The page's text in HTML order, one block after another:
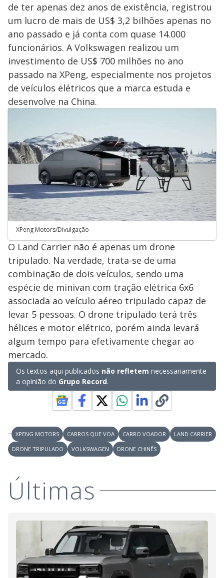
de ter apenas dez anos de existência, registrou
um lucro de mais de US$ 3,2 bilhões apenas no
ano passado e já conta com quase 14.000
funcionários. A Volkswagen realizou um
investimento de US$ 700 milhões no ano
passado na XPeng, especialmente nos projetos
de veículos elétricos que a marca estuda e
desenvolve na China.
XPeng Motors/Divulgação
O Land Carrier não é apenas um drone
tripulado. Na verdade, trata-se de uma
combinação de dois veículos, sendo uma
espécie de minivan com tração elétrica 6x6
associada ao veículo aéreo tripulado capaz de
levar 5 pessoas. O drone tripulado terá três
hélices e motor elétrico, porém ainda levará
algum tempo para efetivamente chegar ao
mercado.
Os textos aqui publicados não refletem necessariamente
a opinião do Grupo Record.
XPENG MOTORS CARROS QUE VOA CARRO VOADOR
LAND CARRIER
DRONE TRIPULADO
VOLKSWAGEN DRONE CHINÊS
Últimas